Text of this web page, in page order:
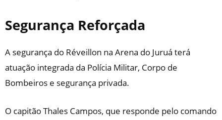
Segurança Reforçada
A segurança do Réveillon na Arena do Juruá terá
atuação integrada da Polícia Militar, Corpo de
Bombeiros e segurança privada.
O capitão Thales Campos, que responde pelo comando